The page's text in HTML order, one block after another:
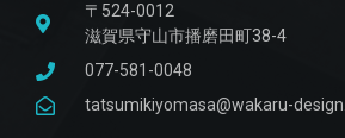
〒524-0012
滋賀県守山市播磨田町38-4
077-581-0048
tatsumikiyomasa@wakaru-